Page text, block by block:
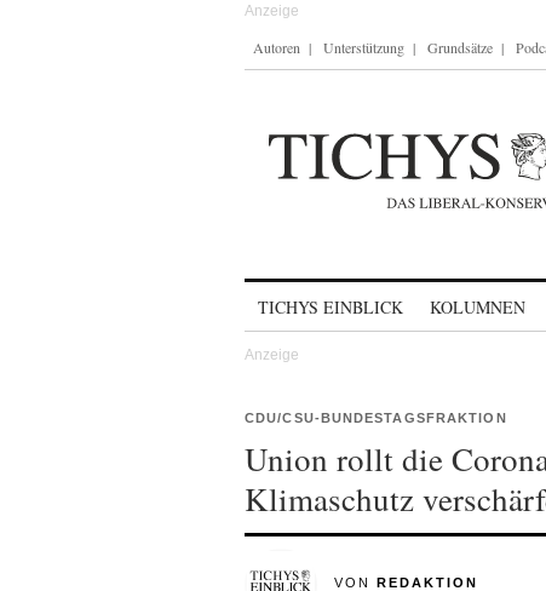
Autoren Unterstützung Grundsätze
TICHYS EINBLICK KOLUMNEN
CDU/CSU-BUNDESTAGSFRAKTION
Union rollt die
Klimaschutz
VON REDAKTION